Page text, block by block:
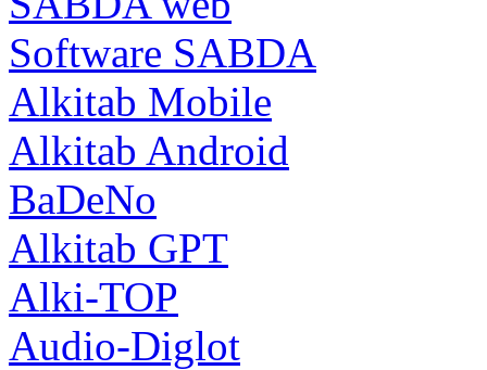
Software SABDA
Alkitab Mobile
Alkitab Android
BaDeNo
Alkitab GPT
Alki-TOP
Audio-Diglot